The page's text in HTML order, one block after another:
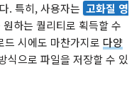
. 특히, 사용자는 고화질 영
하는 퀄리티로 획득할 수
드 시에도 마찬가지로 다양
식으로 파일을 저장할 수 있